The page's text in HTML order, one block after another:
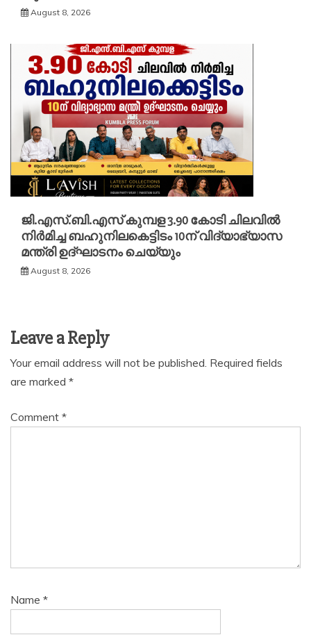
August 8, 2026
ജി.എസ്.ബി.എസ് കുമ്പള 3.90 കോടി ചിലവിൽ
നിർമിച്ച ബഹുനിലകെട്ടിടം 10ന് വിദ്യാഭ്യാസ
മന്ത്രി ഉദ്ഘാടനം ചെയ്യും
August 8, 2026
Leave a Reply
Your email address will not be published. Required fields
are marked *
Comment *
Name *